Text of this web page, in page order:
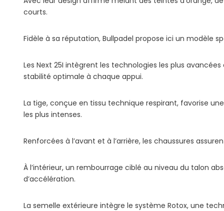
courts.
Fidèle à sa réputation, Bullpadel propose ici un modèle
Les Next 25I intègrent les technologies les plus
stabilité optimale à chaque appui.
La tige, conçue en tissu technique respirant, favorise
les plus intenses.
Renforcées à l’avant et à l’arrière, les chaussures
À l’intérieur, un rembourrage ciblé au niveau du talon
d’accélération.
La semelle extérieure intègre le système Rotox, une